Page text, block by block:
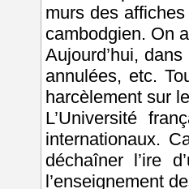
murs des
cambodgien. On
Aujourd’hui,
annulées, etc.
harcèlement sur
L’Université
internationaux.
déchaîner l’ire
l’enseignement